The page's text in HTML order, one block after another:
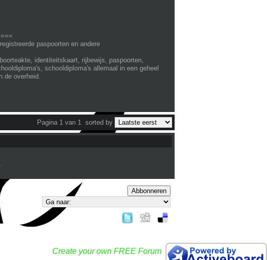
paspoorten en andere
identiteitskaart, rijbewijs, paspoorten,
schooldiploma's allemaal in een geheel
de overheid.
Pagina 1 van 1 sorted by
Abbonneren
Create your own FREE Forum